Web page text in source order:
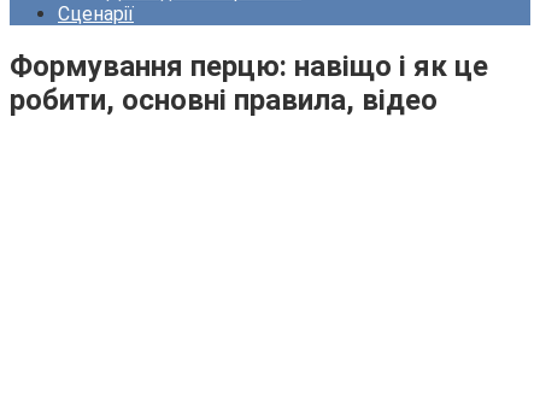
Сценарії
Формування перцю: навіщо і як це
робити, основні правила, відео